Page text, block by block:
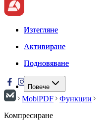
Изтегляне
Активиране
Подновяване
Повече
Изтегляне
Активиране
Подновяване
MobiPDF
Функции
Компресиране